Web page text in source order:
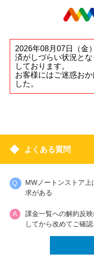
2026年08月07日（金
済がしづらい状況と
しております。
お客様にはご迷惑お
した。
よくある質問
MWノートンストア
求がある
課金一覧への解約反
してから改めてご確